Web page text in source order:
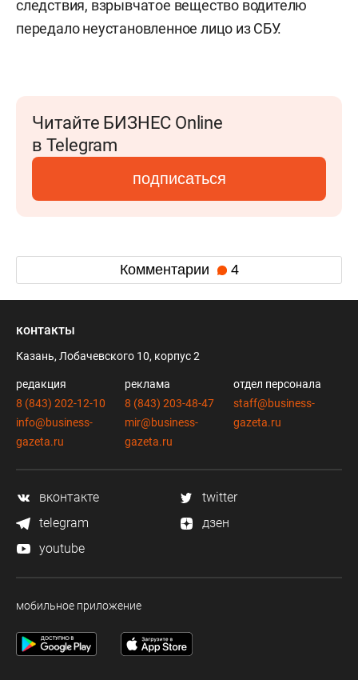
следствия, взрывчатое вещество водителю
передало неустановленное лицо из СБУ.
Читайте БИЗНЕС Online
в Telegram
подписаться
Комментарии 4
контакты
Казань, Лобачевского 10, корпус 2
редакция
8 (843) 202-12-10
info@business-
gazeta.ru
реклама
8 (843) 203-48-47
mir@business-
gazeta.ru
отдел персонала
staff@business-
gazeta.ru
вконтакте
twitter
telegram
дзен
youtube
мобильное приложение